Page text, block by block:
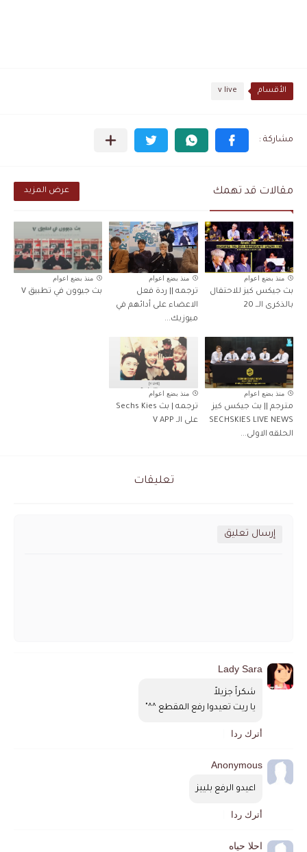
الأقسام v live
مقالات قد تهمك عرض المزيد
منذ بضع اعوام
بث جيكس كيز للاحتفال
بالذكرى الــ 20
منذ بضع اعوام
ترجمه || ردة فعل
الاعضاء على أدائهم في
ميوزيك...
منذ بضع اعوام
بث جيوون في تطبيق V
منذ بضع اعوام
مترجم || بث جيكس كيز
SECHSKIES LIVE NEWS
الحلقه الاولى...
منذ بضع اعوام
ترجمه | بث Sechs Kies
على الـ V APP
تعليقات
إرسال تعليق
Lady Sara
شكراً جزيلاً
يا ريت تعيدوا رفع المقطع ^^"
أترك ردا
Anonymous
اعيدو الرفع بلييز
أترك ردا
احلا حياه